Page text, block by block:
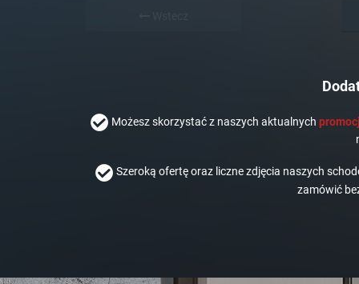
Możesz skorzystać z naszych aktualnych
Szeroką ofertę oraz liczne zdjęcia naszych
zamówić